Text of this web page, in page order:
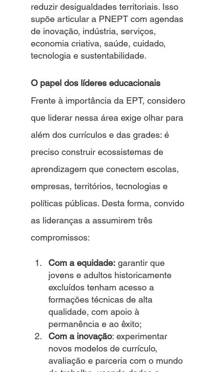
reduzir desigualdades territoriais. Isso
supõe articular a PNEPT com agendas
de inovação, indústria, serviços,
economia criativa, saúde, cuidado,
tecnologia e sustentabilidade.
O papel dos líderes educacionais
Frente à importância da EPT, considero
que liderar nessa área exige olhar para
além dos currículos e das grades: é
preciso construir ecossistemas de
aprendizagem que conectem escolas,
empresas, territórios, tecnologias e
políticas públicas. Desta forma, convido
as lideranças a assumirem três
compromissos:
Com a equidade: garantir que
jovens e adultos historicamente
excluídos tenham acesso a
formações técnicas de alta
qualidade, com apoio à
permanência e ao êxito;
Com a inovação: experimentar
novos modelos de currículo,
avaliação e parceria com o mundo